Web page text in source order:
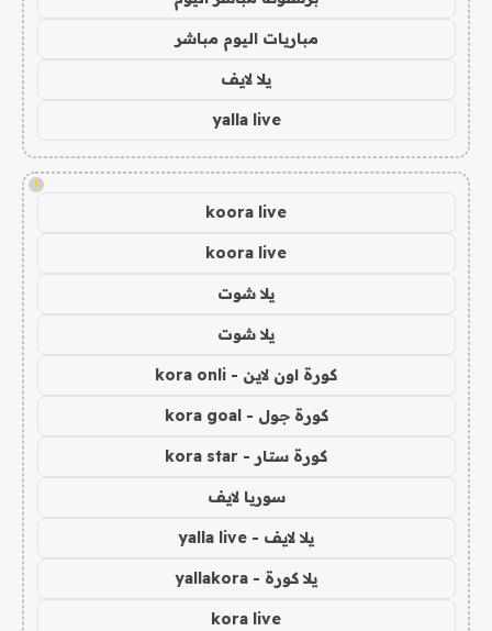
مباريات اليوم مباشر
يلا لايف
yalla live
!
koora live
koora live
يلا شوت
يلا شوت
كورة اون لاين - kora onli
كورة جول - kora goal
كورة ستار - kora star
سوريا لايف
يلا لايف - yalla live
يلا كورة - yallakora
kora live